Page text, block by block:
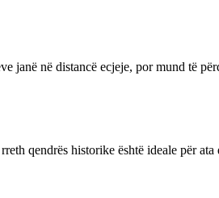
janë në distancë ecjeje, por mund të
qendrës historike është ideale për